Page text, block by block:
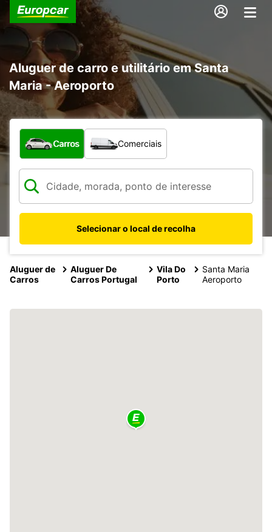
Aluguer de carro e utilitário em Santa
Maria - Aeroporto
Que tipo de veículo pretende?
Carros Comerciais
Selecionar o local de recolha
Aluguer de
Carros
Aluguer De
Carros Portugal
Vila Do
Porto
Santa Maria
Aeroporto